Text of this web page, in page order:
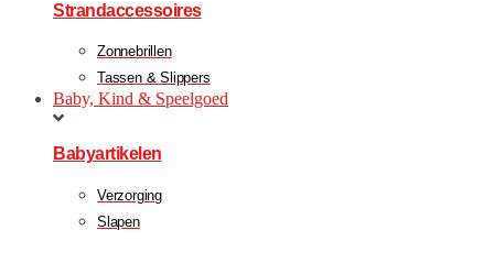
Strandaccessoires
Zonnebrillen
Tassen & Slippers
Baby, Kind & Speelgoed
Babyartikelen
Verzorging
Slapen